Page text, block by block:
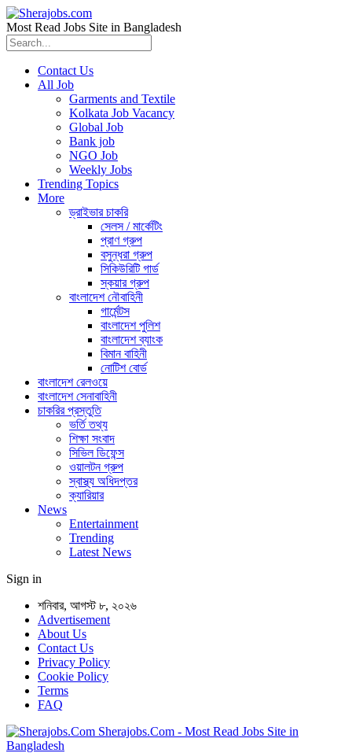
Most Read Jobs Site in Bangladesh
Contact Us
All Job
Garments and Textile
Kolkata Job Vacancy
Global Job
Bank job
NGO Job
Weekly Jobs
Trending Topics
More
ড্রাইভার চাকরি
সেলস / মার্কেটিং
প্রাণ গ্রুপ
বসুন্ধরা গ্রুপ
সিকিউরিটি গার্ড
স্কয়ার গ্রুপ
বাংলাদেশ নৌবাহিনী
গার্মেন্টস
বাংলাদেশ পুলিশ
বাংলাদেশ ব্যাংক
বিমান বাহিনী
নোটিশ বোর্ড
বাংলাদেশ রেলওয়ে
বাংলাদেশ সেনাবাহিনী
চাকরির প্রস্তুতি
ভর্তি তথ্য
শিক্ষা সংবাদ
সিভিল ডিফেন্স
ওয়ালটন গ্রুপ
স্বাস্থ্য অধিদপ্তর
ক্যারিয়ার
News
Entertainment
Trending
Latest News
Sign in
শনিবার, আগস্ট ৮, ২০২৬
Advertisement
About Us
Contact Us
Privacy Policy
Cookie Policy
Terms
FAQ
Sherajobs.Com - Most Read Jobs Site in
Bangladesh